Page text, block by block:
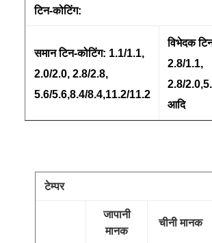
टिन-कोटिंग:
समान टिन-कोटिंग: 1.1/1.1,
2.0/2.0, 2.8/2.8,
5.6/5.6,8.4/8.4,11.2/11.2
विभेदक
2.8/1.1,
2.8/
आदि
टेम्पर
जापानी
मानक
चीनी मानक